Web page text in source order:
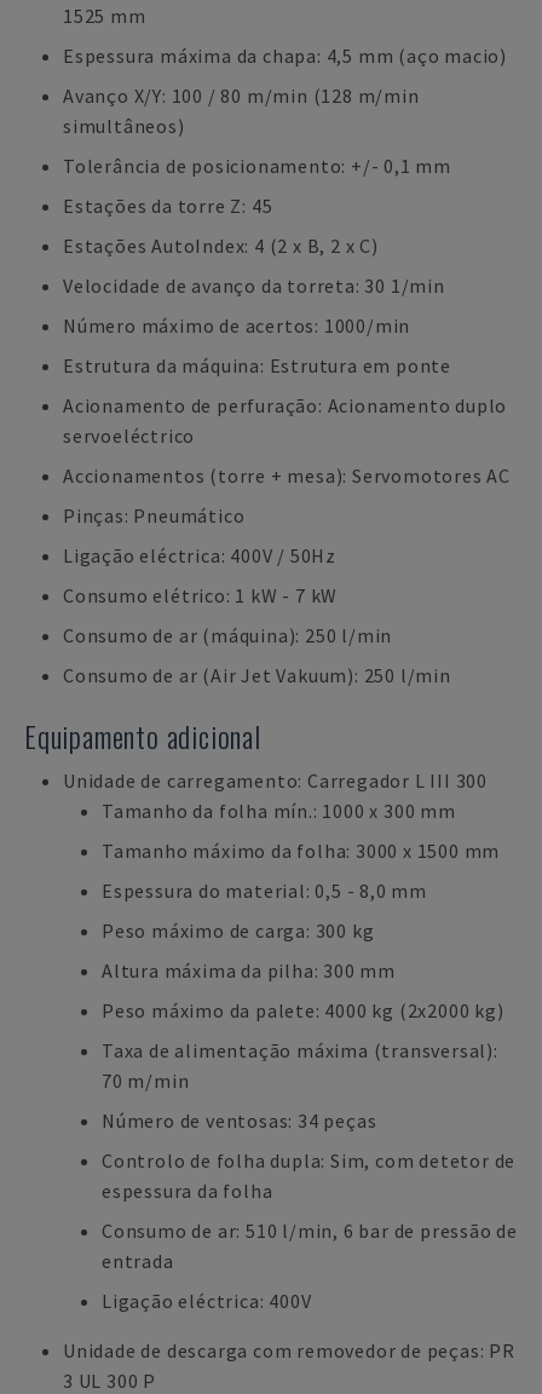
1525 mm
Espessura máxima da chapa: 4,5 mm (aço macio)
Avanço X/Y: 100 / 80 m/min (128 m/min
simultâneos)
Tolerância de posicionamento: +/- 0,1 mm
Estações da torre Z: 45
Estações AutoIndex: 4 (2 x B, 2 x C)
Velocidade de avanço da torreta: 30 1/min
Número máximo de acertos: 1000/min
Estrutura da máquina: Estrutura em ponte
Acionamento de perfuração: Acionamento duplo
servoeléctrico
Accionamentos (torre + mesa): Servomotores AC
Pinças: Pneumático
Ligação eléctrica: 400V / 50Hz
Consumo elétrico: 1 kW - 7 kW
Consumo de ar (máquina): 250 l/min
Consumo de ar (Air Jet Vakuum): 250 l/min
Equipamento adicional
Unidade de carregamento: Carregador L III 300
Tamanho da folha mín.: 1000 x 300 mm
Tamanho máximo da folha: 3000 x 1500 mm
Espessura do material: 0,5 - 8,0 mm
Peso máximo de carga: 300 kg
Altura máxima da pilha: 300 mm
Peso máximo da palete: 4000 kg (2x2000 kg)
Taxa de alimentação máxima (transversal):
70 m/min
Número de ventosas: 34 peças
Controlo de folha dupla: Sim, com detetor de
espessura da folha
Consumo de ar: 510 l/min, 6 bar de pressão de
entrada
Ligação eléctrica: 400V
Unidade de descarga com removedor de peças: PR
3 UL 300 P